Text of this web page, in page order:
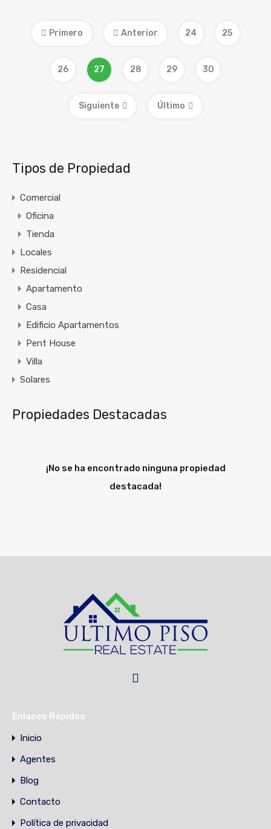
Primero Anterior 24 25
26 27 28 29 30
Siguiente Último
Tipos de Propiedad
Comercial
Oficina
Tienda
Locales
Residencial
Apartamento
Casa
Edificio Apartamentos
Pent House
Villa
Solares
Propiedades Destacadas
¡No se ha encontrado ninguna propiedad
destacada!
Enlaces Rápidos
Inicio
Agentes
Blog
Contacto
Política de privacidad